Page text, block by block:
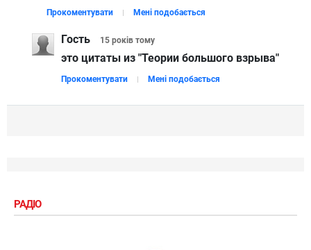
Прокоментувати Мені подобається
Гость 15 років тому
это цитаты из "Теории большого взрыва"
Прокоментувати Мені подобається
РАДІО